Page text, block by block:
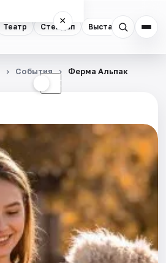
Театр Стендап Выставки
×
☾
События Ферма Альпак